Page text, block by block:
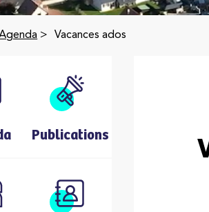
> Vacances ados
Publications